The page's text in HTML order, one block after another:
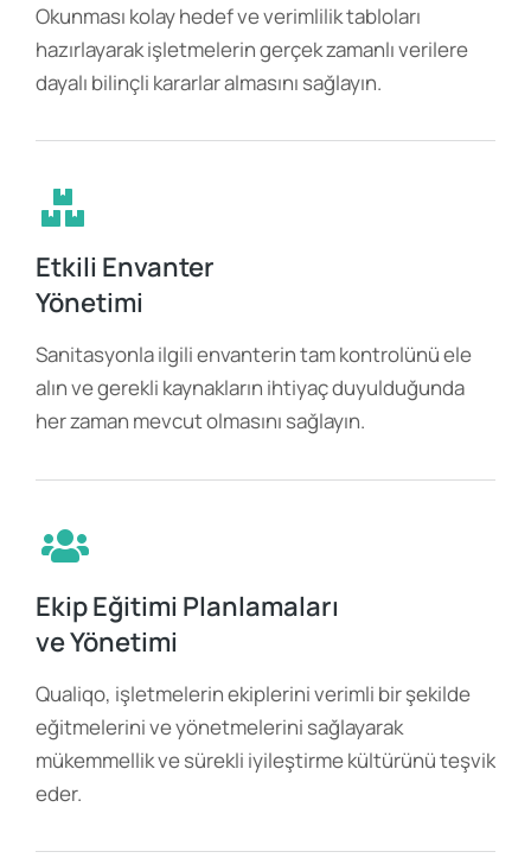
Okunması kolay hedef ve verimlilik tabloları
hazırlayarak işletmelerin gerçek zamanlı verilere
dayalı bilinçli kararlar almasını sağlayın.
Etkili Envanter
Yönetimi
Sanitasyonla ilgili envanterin tam kontrolünü ele
alın ve gerekli kaynakların ihtiyaç duyulduğunda
her zaman mevcut olmasını sağlayın.
Ekip Eğitimi Planlamaları
ve Yönetimi
Qualiqo, işletmelerin ekiplerini verimli bir şekilde
eğitmelerini ve yönetmelerini sağlayarak
mükemmellik ve sürekli iyileştirme kültürünü teşvik
eder.